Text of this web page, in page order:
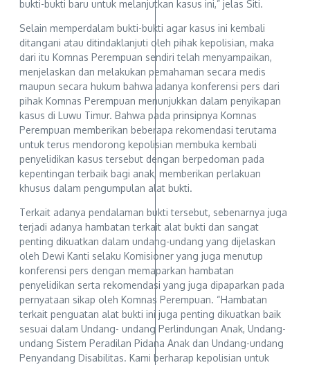
bukti-bukti baru untuk melanjutkan kasus ini,” jelas Siti.
Selain memperdalam bukti-bukti agar kasus ini kembali
ditangani atau ditindaklanjuti oleh pihak kepolisian, maka
dari itu Komnas Perempuan sendiri telah menyampaikan,
menjelaskan dan melakukan pemahaman secara medis
maupun secara hukum bahwa adanya konferensi pers dari
pihak Komnas Perempuan menunjukkan dalam penyikapan
kasus di Luwu Timur. Bahwa pada prinsipnya Komnas
Perempuan memberikan beberapa rekomendasi terutama
untuk terus mendorong kepolisian membuka kembali
penyelidikan kasus tersebut dengan berpedoman pada
kepentingan terbaik bagi anak, memberikan perlakuan
khusus dalam pengumpulan alat bukti.
Terkait adanya pendalaman bukti tersebut, sebenarnya juga
terjadi adanya hambatan terkait alat bukti dan sangat
penting dikuatkan dalam undang-undang yang dijelaskan
oleh Dewi Kanti selaku Komisioner yang juga menutup
konferensi pers dengan memaparkan hambatan
penyelidikan serta rekomendasi yang juga dipaparkan pada
pernyataan sikap oleh Komnas Perempuan. “Hambatan
terkait penguatan alat bukti ini juga penting dikuatkan baik
sesuai dalam Undang- undang Perlindungan Anak, Undang-
undang Sistem Peradilan Pidana Anak dan Undang-undang
Penyandang Disabilitas. Kami berharap kepolisian untuk